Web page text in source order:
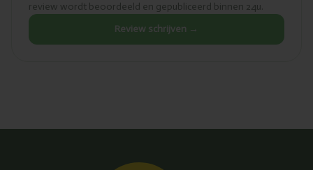
review wordt beoordeeld en gepubliceerd binnen 24u.
Review schrijven →